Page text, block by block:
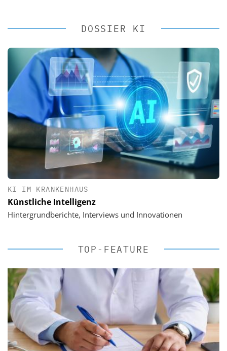
DOSSIER KI
KI IM KRANKENHAUS
Künstliche Intelligenz
Hintergrundberichte, Interviews und Innovationen
TOP-FEATURE